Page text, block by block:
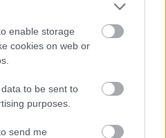
enable storage
cookies on web or
to be sent to
purposes.
send me
verottajalle ja